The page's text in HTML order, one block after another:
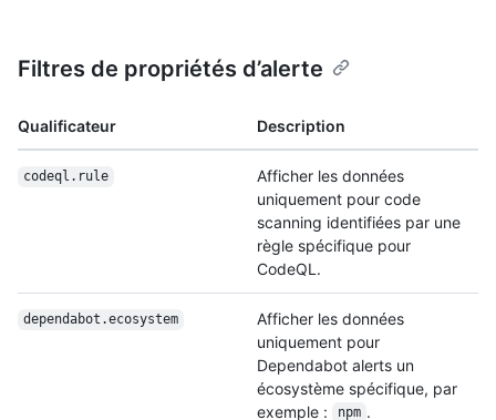
Filtres de propriétés d’alerte
Qualificateur Description
codeql.rule
Afficher les données
uniquement pour code
scanning identifiées par une
règle spécifique pour
CodeQL.
dependabot.ecosystem
Afficher les données
uniquement pour
Dependabot alerts un
écosystème spécifique, par
exemple :
npm .